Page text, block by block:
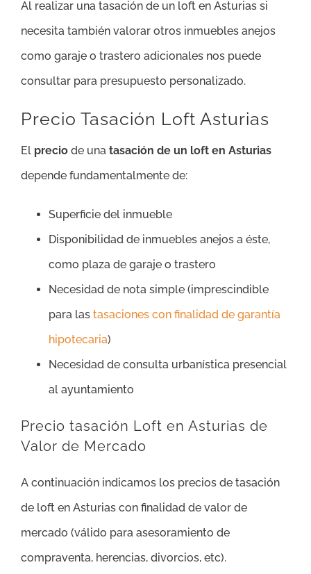
Al realizar una tasación de un loft en Asturias si
necesita también valorar otros inmuebles anejos
como garaje o trastero adicionales nos puede
consultar para presupuesto personalizado.
Precio Tasación Loft Asturias
El precio de una tasación de un loft en Asturias
depende fundamentalmente de:
Superficie del inmueble
Disponibilidad de inmuebles anejos a éste,
como plaza de garaje o trastero
Necesidad de nota simple (imprescindible
para las tasaciones con finalidad de garantía
hipotecaria)
Necesidad de consulta urbanística presencial
al ayuntamiento
Precio tasación Loft en Asturias de
Valor de Mercado
A continuación indicamos los precios de tasación
de loft en Asturias con finalidad de valor de
mercado (válido para asesoramiento de
compraventa, herencias, divorcios, etc).